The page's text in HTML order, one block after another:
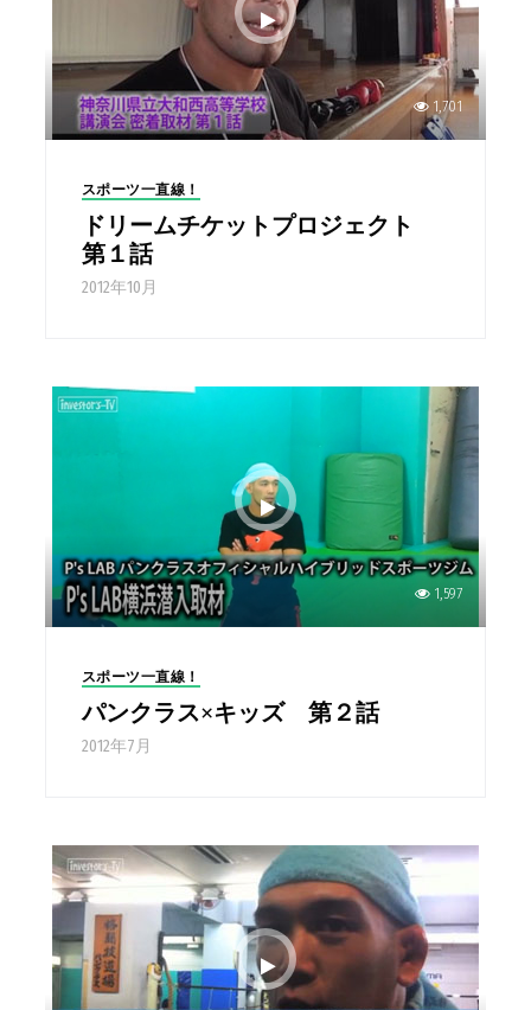
1,701
スポーツ一直線！
ドリームチケットプロジェクト
第１話
2012年10月
1,597
スポーツ一直線！
パンクラス×キッズ 第２話
2012年7月